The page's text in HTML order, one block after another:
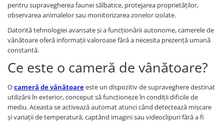
pentru supravegherea faunei sălbatice, protejarea proprietăților,
observarea animalelor sau monitorizarea zonelor izolate.
Datorită tehnologiei avansate și a funcționării autonome, camerele de
vânătoare oferă informații valoroase fără a necesita prezență umană
constantă.
Ce este o cameră de vânătoare?
Ocameră de vânătoareeste un dispozitiv de supraveghere destinat
utilizării în exterior, conceput să funcționeze în condiții dificile de
mediu. Aceasta se activează automat atunci când detectează mișcare
și variații de temperatură, captând imagini sau videoclipuri fără a fi